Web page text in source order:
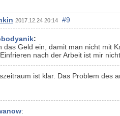
2017.12.24 20:14 #9
:
das Geld ein, damit man nicht mit
nach der Arbeit ist mir
ist klar. Das Problem des
: